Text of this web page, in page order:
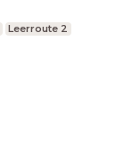
Leerroute 2